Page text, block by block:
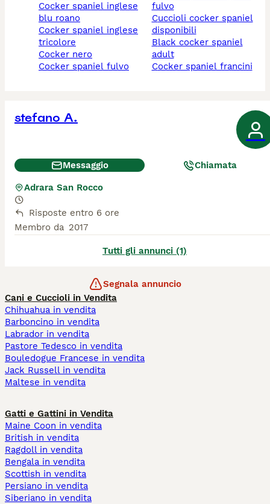
cocker spaniel inglese
blu roano
cocker spaniel inglese
tricolore
cocker nero
cocker spaniel fulvo
fulvo
cuccioli cocker spaniel
disponibili
black cocker spaniel
adult
cocker spaniel francini
stefano A.
Messaggio Chiamata
Adrara San Rocco
Risposte entro 6 ore
Membro da 2017
Tutti gli annunci (1)
Segnala annuncio
Cani e Cuccioli in Vendita
Chihuahua in vendita
Barboncino in vendita
Labrador in vendita
Pastore Tedesco in vendita
Bouledogue Francese in vendita
Jack Russell in vendita
Maltese in vendita
Gatti e Gattini in Vendita
Maine Coon in vendita
British in vendita
Ragdoll in vendita
Bengala in vendita
Scottish in vendita
Persiano in vendita
Siberiano in vendita